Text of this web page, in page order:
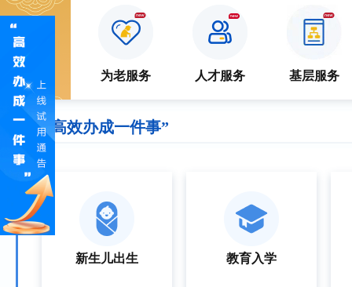
特色
服务
防疫专区 为老服务 人才服务 基层服务
“高效办成一件事”
新生儿出生 教育入学